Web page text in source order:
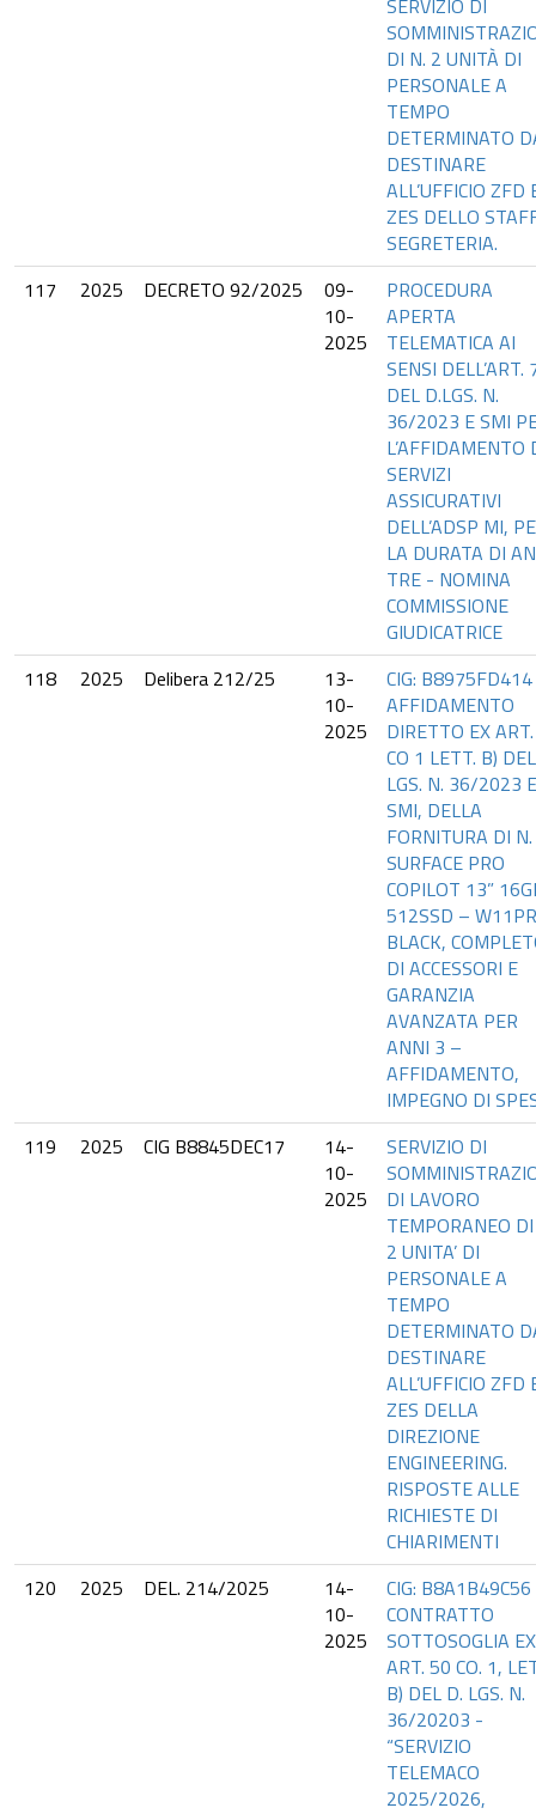
SERVIZIO DI
DI N. 2 UNITÀ DI
PERSONALE A
TEMPO
DETERMINATO
DESTINARE
ALL’UFFICIO ZFD
ZES DELLO
SEGRETERIA.
117
2025 DECRETO 92/2025
09-
10-
2025
PROCEDURA
APERTA
TELEMATICA AI
SENSI DELL’ART.
DEL D.LGS. N.
36/2023 E SMI
L’AFFIDAMENTO
SERVIZI
ASSICURATIVI
DELL’ADSP MI,
LA DURATA DI
TRE - NOMINA
COMMISSIONE
GIUDICATRICE
118
2025 Delibera 212/25
13-
10-
2025
CIG:
AFFIDAMENTO
DIRETTO EX
CO 1 LETT. B)
LGS. N. 36/2023 E
SMI, DELLA
FORNITURA DI
SURFACE PRO
COPILOT 13”
512SSD –
BLACK,
DI ACCESSORI E
GARANZIA
AVANZATA PER
ANNI 3 –
AFFIDAMENTO,
IMPEGNO DI
119
2025 CIG B8845DEC17
14-
10-
2025
SERVIZIO DI
DI LAVORO
TEMPORANEO
2 UNITA’ DI
PERSONALE A
TEMPO
DETERMINATO
DESTINARE
ALL’UFFICIO ZFD
ZES DELLA
DIREZIONE
ENGINEERING.
RISPOSTE ALLE
RICHIESTE DI
CHIARIMENTI
120
2025 DEL. 214/2025
14-
10-
2025
CIG:
CONTRATTO
SOTTOSOGLIA EX
ART. 50 CO. 1,
B) DEL D. LGS. N.
36/20203 -
“SERVIZIO
TELEMACO
2025/2026,